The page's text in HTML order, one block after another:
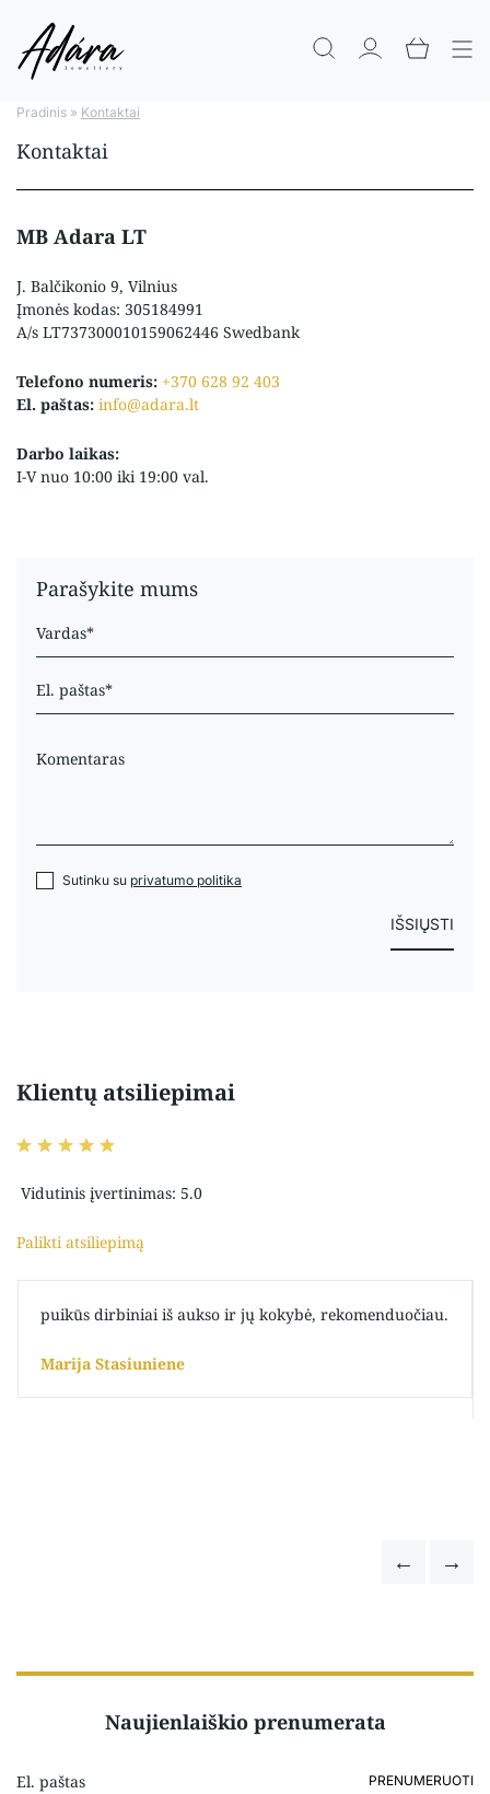
Pradinis » Kontaktai
Kontaktai
MB Adara LT
J. Balčikonio 9, Vilnius
Įmonės kodas: 305184991
A/s LT737300010159062446 Swedbank
Telefono numeris: +370 628 92 403
El. paštas: info@adara.lt
Darbo laikas:
I-V nuo 10:00 iki 19:00 val.
Parašykite mums
Sutinku su privatumo politika
Klientų atsiliepimai
Vidutinis įvertinimas: 5.0
Palikti atsiliepimą
puikūs dirbiniai iš aukso ir jų kokybė, rekomenduočiau.
Marija Stasiuniene
Naujienlaiškio prenumerata
PRENUMERUOTI